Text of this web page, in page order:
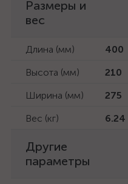
Размеры и
вес
Длина (мм)
400
Высота (мм)
210
Ширина (мм)
275
Вес (кг)
6.24
Другие
параметры